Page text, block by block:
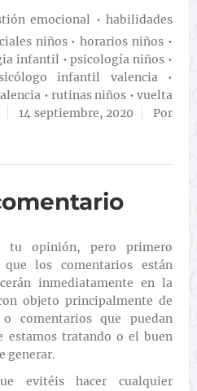
emocional •habilidades
niños•horarios niños •
infantil•psicología niños •
infantil valencia•
• rutinas niños • vuelta
14 septiembre, 2020
Por
tu opinión, pero primero
los comentarios están
inmediatamente en la
objeto principalmente de
comentarios que puedan
estamos tratando o el buen
generar.
evitéis hacer cualquier